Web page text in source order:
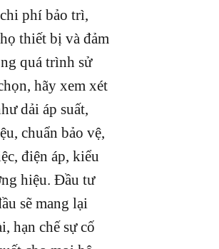
phí bảo trì,
thiết bị và đảm
quá trình sử
hãy xem xét
dải áp suất,
chuẩn bảo vệ,
điện áp, kiểu
hiệu. Đầu tư
sẽ mang lại
hạn chế sự cố